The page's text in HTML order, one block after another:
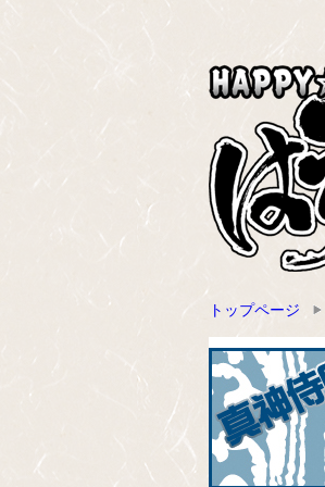
トップページ